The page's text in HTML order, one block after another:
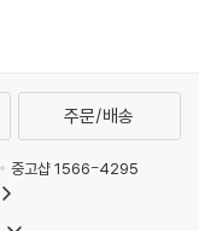
주문/배송
중고샵 1566-4295